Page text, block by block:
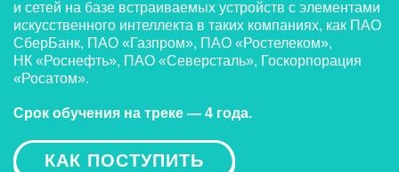
и сетей на базе встраиваемых устройств с элементами
искусственного интеллекта в таких компаниях, как ПАО
СберБанк, ПАО «Газпром», ПАО «Ростелеком»,
НК «Роснефть», ПАО «Северсталь», Госкорпорация
«Росатом».
Срок обучения на треке — 4 года.
КАК ПОСТУПИТЬ